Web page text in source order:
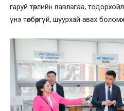
гаруй төрлийн лавлагаа,
үнэ төлбөргүй, шуурхай авах